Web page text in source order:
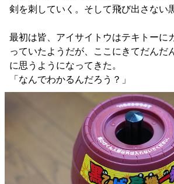
剣を刺していく。そして飛び出さない
最初は皆、アイサイトウはテキトーに
っていたようだが、ここにきてだんだ
に思うようになってきた。
「なんでわかるんだろう？」